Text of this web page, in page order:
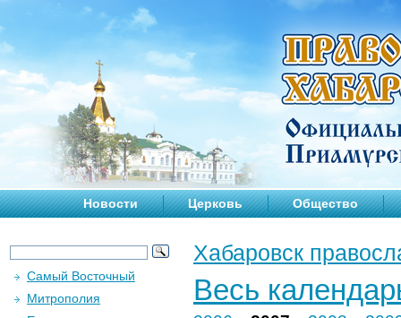
Новости Церковь Общество
Хабаровск
Весь
Самый Восточный
Митрополия